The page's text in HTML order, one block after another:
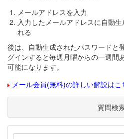
メールアドレスを入力
入力したメールアドレスに自動
れる
後は、自動生成されたパスワードと
グインすると毎週月曜からの一週間
可能になります。
メール会員(無料)の詳しい解説はこ
質問検